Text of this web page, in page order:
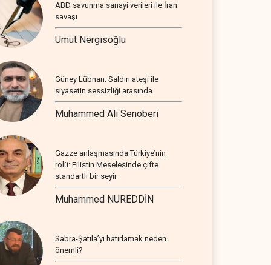
ABD savunma sanayi verileri ile İran
savaşı
Umut Nergisoğlu
Güney Lübnan; Saldırı ateşi ile
siyasetin sessizliği arasında
Muhammed Ali Senoberi
Gazze anlaşmasında Türkiye’nin
rolü: Filistin Meselesinde çifte
standartlı bir seyir
Muhammed NUREDDİN
Sabra-Şatila’yı hatırlamak neden
önemli?